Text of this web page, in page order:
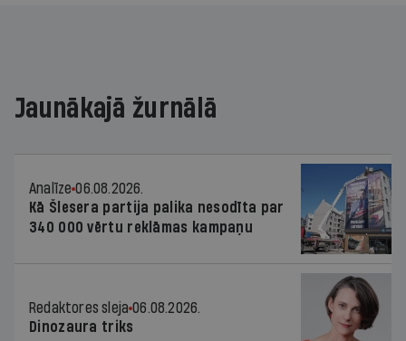
Jaunākajā žurnālā
Analīze 06.08.2026.
Kā Šlesera partija palika nesodīta par
340 000 vērtu reklāmas kampaņu
Redaktores sleja 06.08.2026.
Dinozaura triks